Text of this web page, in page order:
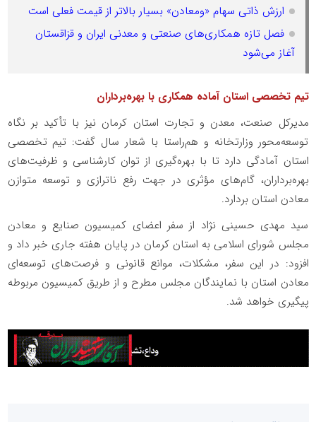
ارزش ذاتی سهام «ومعادن» بسیار بالاتر از قیمت فعلی است
فصل تازه همکاری‌های صنعتی و معدنی ایران و قزاقستان
آغاز می‌شود
تیم تخصصی استان آماده همکاری با بهره‌برداران
مدیرکل صنعت، معدن و تجارت استان کرمان نیز با تأکید بر نگاه
توسعه‌محور وزارتخانه و هم‌راستا با شعار سال گفت: تیم تخصصی
استان آمادگی دارد تا با بهره‌گیری از توان کارشناسی و ظرفیت‌های
بهره‌برداران، گام‌های مؤثری در جهت رفع ناترازی و توسعه متوازن
معادن استان بردارد.
سید مهدی حسینی نژاد از سفر اعضای کمیسیون صنایع و معادن
مجلس شورای اسلامی به استان کرمان در پایان هفته جاری خبر داد و
افزود: در این سفر، مشکلات، موانع قانونی و فرصت‌های توسعه‌ای
معادن استان با نمایندگان مجلس مطرح و از طریق کمیسیون مربوطه
پیگیری خواهد شد.